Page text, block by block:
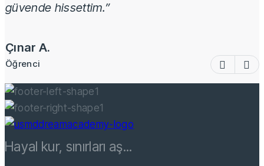
güvende hissettim.”
Çınar A.
Öğrenci
Hayal kur, sınırları aş...